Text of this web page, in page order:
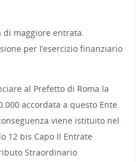
di maggiore entrata.
per l’esercizio finanziario
al Prefetto di Roma la
accordata a questo Ente
viene istituito nel
12 bis Capo II Entrate
Straordinario